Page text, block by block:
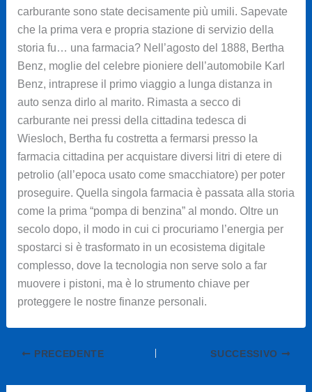
carburante sono state decisamente più umili. Sapevate
che la prima vera e propria stazione di servizio della
storia fu… una farmacia? Nell’agosto del 1888, Bertha
Benz, moglie del celebre pioniere dell’automobile Karl
Benz, intraprese il primo viaggio a lunga distanza in
auto senza dirlo al marito. Rimasta a secco di
carburante nei pressi della cittadina tedesca di
Wiesloch, Bertha fu costretta a fermarsi presso la
farmacia cittadina per acquistare diversi litri di etere di
petrolio (all’epoca usato come smacchiatore) per poter
proseguire. Quella singola farmacia è passata alla storia
come la prima “pompa di benzina” al mondo. Oltre un
secolo dopo, il modo in cui ci procuriamo l’energia per
spostarci si è trasformato in un ecosistema digitale
complesso, dove la tecnologia non serve solo a far
muovere i pistoni, ma è lo strumento chiave per
proteggere le nostre finanze personali.
PRECEDENTE SUCCESSIVO